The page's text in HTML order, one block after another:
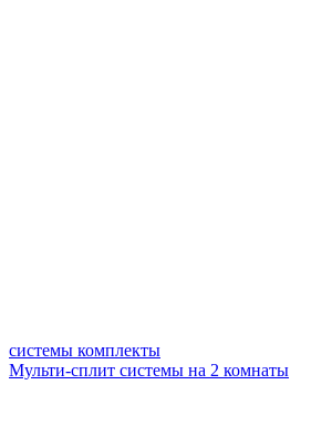
системы комплекты
Мульти-сплит системы на 2 комнаты